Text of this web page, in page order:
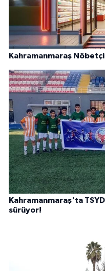
Kahramanmaraş
Kahramanmaraş'ta
sürüyor!